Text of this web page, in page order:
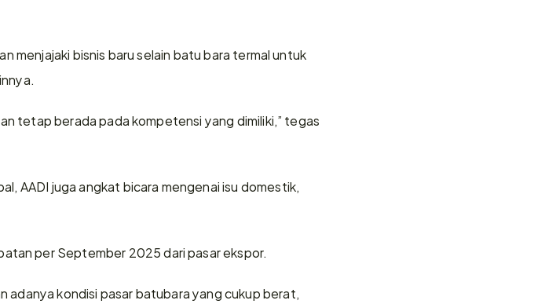
menjajaki bisnis baru selain batu bara termal untuk
tetap berada pada kompetensi yang dimiliki,” tegas
AADI juga angkat bicara mengenai isu domestik,
per September 2025 dari pasar ekspor.
adanya kondisi pasar batubara yang cukup berat,